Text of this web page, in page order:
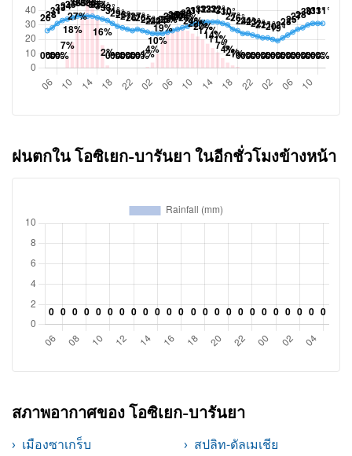
ฝนตกใน โอซิเยก-บารันยา ในอีกชั่วโมงข้างหน้า
สภาพอากาศของ โอซิเยก-บารันยา
เมืองซาเกร็บ
สปลิท-ดัลเมเชีย